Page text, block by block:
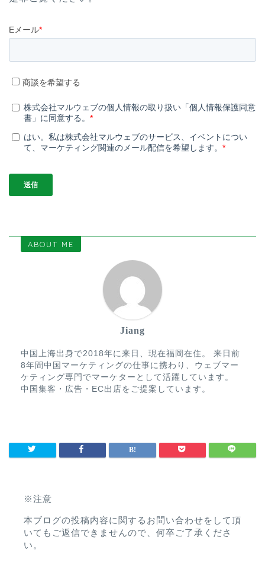
ABOUT ME
Jiang
中国上海出身で2018年に来日、現在福岡在住。 来日前
8年間中国マーケティングの仕事に携わり、ウェブマー
ケティング専門でマーケターとして活躍しています。
中国集客・広告・EC出店をご提案しています。
※注意
本ブログの投稿内容に関するお問い合わせをして頂
いてもご返信できませんので、何卒ご了承くださ
い。